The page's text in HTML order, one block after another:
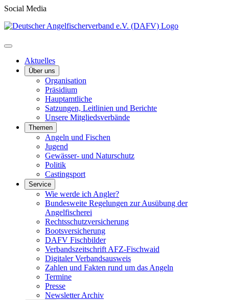
Social Media
Aktuelles
Über uns
Organisation
Präsidium
Hauptamtliche
Satzungen, Leitlinien und Berichte
Unsere Mitgliedsverbände
Themen
Angeln und Fischen
Jugend
Gewässer- und Naturschutz
Politik
Castingsport
Service
Wie werde ich Angler?
Bundesweite Regelungen zur Ausübung der
Angelfischerei
Rechtsschutzversicherung
Bootsversicherung
DAFV Fischbilder
Verbandszeitschrift AFZ-Fischwaid
Digitaler Verbandsausweis
Zahlen und Fakten rund um das Angeln
Termine
Presse
Newsletter Archiv